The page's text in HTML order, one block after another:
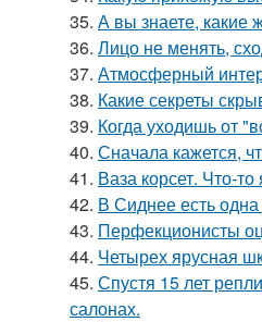
35. А вы знаете, какие
36. Лицо не менять,
37. Атмосферный
38. Какие секреты
39. Когда уходишь от
40. Сначала кажется,
41. Ваза корсет. Что-
42. В Сиднее есть одна
43. Перфекционисты
44. Четырех ярусная
45. Спустя 15 лет
салонах.